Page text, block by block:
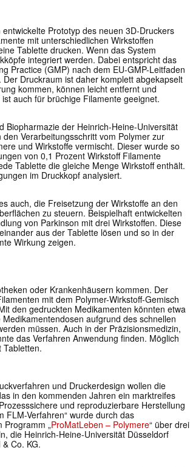
Prototyp des neuen 3D-Druckers
mit unterschiedlichen Wirkstoffen
Tablette drucken. Wenn das System
integriert werden. Dabei entspricht das
Practice (GMP) nach dem EU-GMP-Leitfaden
Druckraum ist daher komplett abgekapselt
kommen, können leicht entfernt und
auch für brüchige Filamente geeignet.
Biopharmazie der Heinrich-Heine-Universität
Verarbeitungsschritt vom Polymer zur
und Wirkstoffe vermischt. Dieser wurde so
von 0,1 Prozent Wirkstoff Filamente
Tablette die gleiche Menge Wirkstoff enthält.
im Druckkopf analysiert.
auch, die Freisetzung der Wirkstoffe an den
zu steuern. Beispielhaft entwickelten
von Parkinson mit drei Wirkstoffen. Diese
aus der Tablette lösen und so in der
Wirkung zeigen.
oder Krankenhäusern kommen. Der
mit dem Polymer-Wirkstoff-Gemisch
den gedruckten Medikamenten könnten etwa
aufgrund des schnellen
müssen. Auch in der Präzisionsmedizin,
das Verfahren Anwendung finden. Möglich
und Druckerdesign wollen die
in den kommenden Jahren ein marktreifes
und reproduzierbare Herstellung
Verfahren“ wurde durch das
Programm „ProMatLeben – Polymere“ über drei
die Heinrich-Heine-Universität Düsseldorf
Co. KG.